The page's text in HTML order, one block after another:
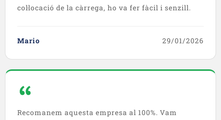
col·locació de la càrrega, ho va fer fàcil i senzill.
Mario 29/01/2026
Recomanem aquesta empresa al 100%. Vam